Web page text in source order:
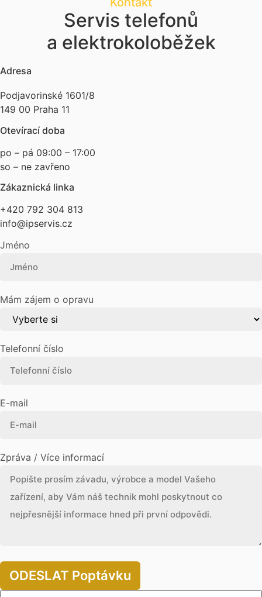
Servis telefonů
a elektrokoloběžek
Adresa
Podjavorinské 1601/8
149 00 Praha 11
Otevírací doba
po – pá 09:00 – 17:00
so – ne zavřeno
Zákaznická linka
+420 792 304 813
info@ipservis.cz
Jméno
Mám zájem o opravu
Telefonní číslo
E-mail
Zpráva / Více informací
ODESLAT Poptávku